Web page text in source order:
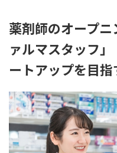
薬剤師のオープ
ァルマスタッフ
ートアップを目指